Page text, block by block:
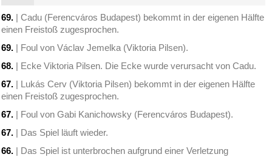
69. | Cadu (Ferencváros Budapest) bekommt in der eigenen Hälfte
einen Freistoß zugesprochen.
69. | Foul von Václav Jemelka (Viktoria Pilsen).
68. | Ecke Viktoria Pilsen. Die Ecke wurde verursacht von Cadu.
67. | Lukás Cerv (Viktoria Pilsen) bekommt in der eigenen Hälfte
einen Freistoß zugesprochen.
67. | Foul von Gabi Kanichowsky (Ferencváros Budapest).
67. | Das Spiel läuft wieder.
66. | Das Spiel ist unterbrochen aufgrund einer Verletzung